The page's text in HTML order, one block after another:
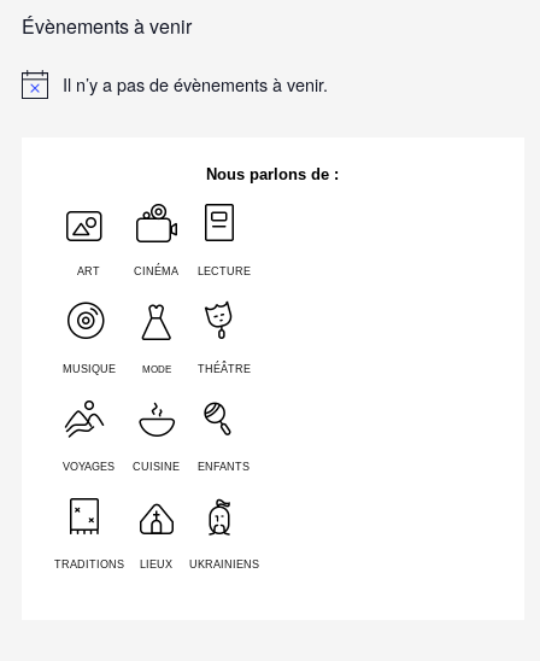
Évènements à venir
Il n’y a pas de évènements à venir.
Nous parlons de :
ART CINÉMA LECTURE
MUSIQUE MODE THÉÂTRE
VOYAGES CUISINE ENFANTS
TRADITIONS LIEUX UKRAINIENS